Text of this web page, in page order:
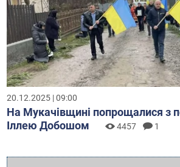
20.12.2025 | 09:00
На Мукачівщині попрощалися з
Іллею Добошом
4457 1